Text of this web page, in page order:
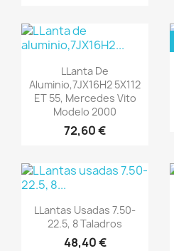
Vista rápida
LLanta De
Aluminio,7JX16H2 5X112
ET 55, Mercedes Vito
Modelo 2000
72,60 €
Vista rápida
LLantas Usadas 7.50-
22.5, 8 Taladros
48,40 €